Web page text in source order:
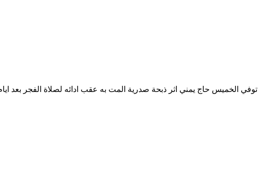
توفي الخميس حاج يمني اثر ذبحة صدرية المت به عقب ادائه لصلاة الفجر بعد